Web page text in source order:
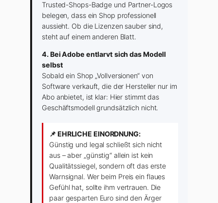
Trusted-Shops-Badge und Partner-Logos
belegen, dass ein Shop professionell
aussieht. Ob die Lizenzen sauber sind,
steht auf einem anderen Blatt.
4. Bei Adobe entlarvt sich das Modell
selbst
Sobald ein Shop „Vollversionen“ von
Software verkauft, die der Hersteller nur im
Abo anbietet, ist klar: Hier stimmt das
Geschäftsmodell grundsätzlich nicht.
📌 EHRLICHE EINORDNUNG:
Günstig und legal schließt sich nicht
aus – aber „günstig“ allein ist kein
Qualitätssiegel, sondern oft das erste
Warnsignal. Wer beim Preis ein flaues
Gefühl hat, sollte ihm vertrauen. Die
paar gesparten Euro sind den Ärger